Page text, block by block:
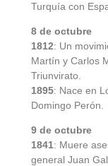
Turquía con
8 de octubre
1812: Un
Martín y Carlos
Triunvirato.
1895: Nace en
Domingo Perón.
9 de octubre
1841: Muere
general Juan